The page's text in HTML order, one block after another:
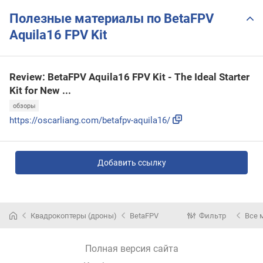
Полезные материалы по BetaFPV
Aquila16 FPV Kit
Review: BetaFPV Aquila16 FPV Kit - The Ideal Starter
Kit for New ...
обзоры
https://oscarliang.com/betafpv-aquila16/
Добавить ссылку
Квадрокоптеры (дроны) BetaFPV Фильтр Все
Полная версия сайта